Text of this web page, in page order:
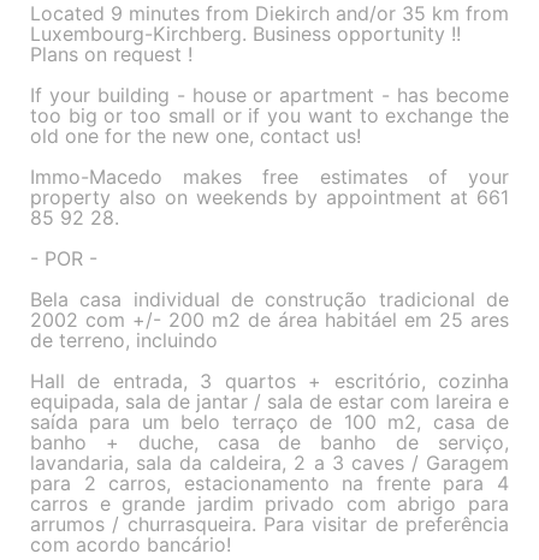
Located 9 minutes from Diekirch and/or 35 km from
Luxembourg-Kirchberg. Business opportunity !!
Plans on request !
If your building - house or apartment - has become
too big or too small or if you want to exchange the
old one for the new one, contact us!
Immo-Macedo makes free estimates of your
property also on weekends by appointment at 661
85 92 28.
- POR -
Bela casa individual de construção tradicional de
2002 com +/- 200 m2 de área habitáel em 25 ares
de terreno, incluindo
Hall de entrada, 3 quartos + escritório, cozinha
equipada, sala de jantar / sala de estar com lareira e
saída para um belo terraço de 100 m2, casa de
banho + duche, casa de banho de serviço,
lavandaria, sala da caldeira, 2 a 3 caves / Garagem
para 2 carros, estacionamento na frente para 4
carros e grande jardim privado com abrigo para
arrumos / churrasqueira. Para visitar de preferência
com acordo bancário!